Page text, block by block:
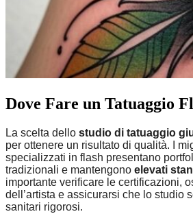
Dove Fare un Tatuaggio
La scelta dello studio di tatuaggio
per ottenere un risultato di qualità. I
specializzati in flash presentano
tradizionali e mantengono elevati
importante verificare le certificazioni,
dell’artista e assicurarsi che lo studio
sanitari rigorosi.